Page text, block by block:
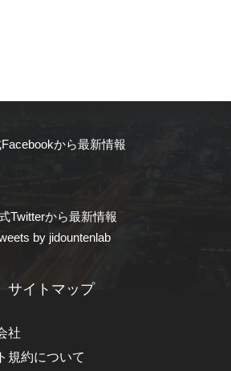
から最新情報
Twitterから最新情報
by jidountenlab
サイトマップ
社
規約について